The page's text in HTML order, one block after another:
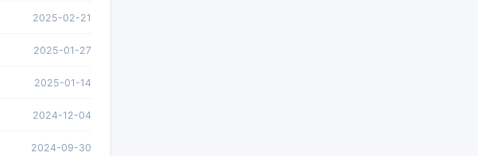
2025-02-21
2025-01-27
2025-01-14
2024-12-04
2024-09-30